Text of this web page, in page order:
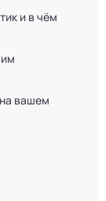
и в чём
вашем